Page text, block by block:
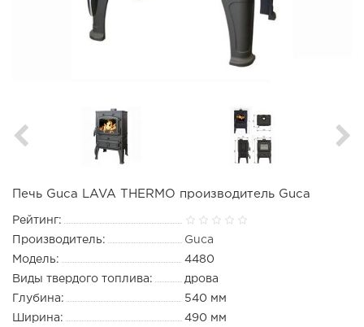
Печь Guca LAVA THERMO производитель Guca
Рейтинг:
Производитель:
Guca
Модель:
4480
Виды твердого топлива:
дрова
Глубина:
540 мм
Ширина:
490 мм